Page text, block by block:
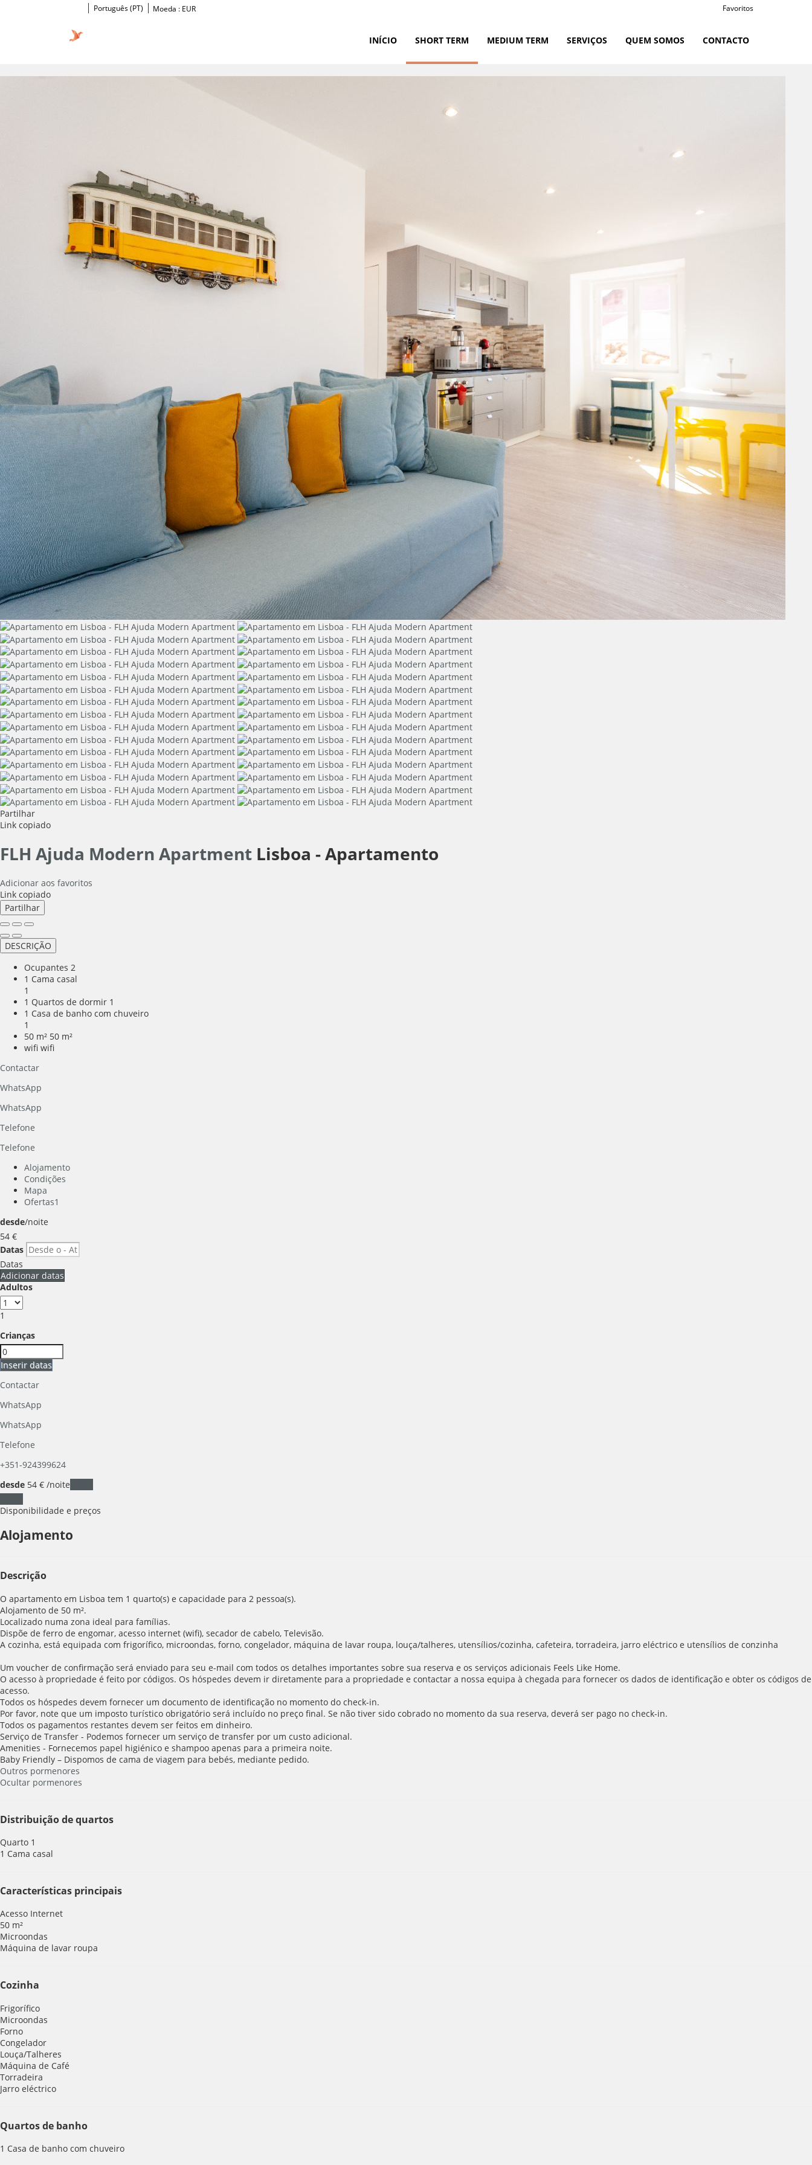
Português (PT) Moeda : EUR Favoritos
INÍCIO SHORT TERM MEDIUM TERM SERVIÇOS QUEM SOMOS CONTACTO
Partilhar
Link copiado
FLH Ajuda Modern Apartment Lisboa -Apartamento
Adicionar aos favoritos
Link copiado
Partilhar
DESCRIÇÃO
Ocupantes 2
1 Cama casal
1
1 Quartos de dormir 1
1 Casa de banho com chuveiro
1
50 m² 50 m²
wifi wifi
Contactar
WhatsApp
WhatsApp
Telefone
Telefone
Alojamento
Condições
Mapa
Ofertas1
desde/noite
54 €
Datas
Datas
Adicionar datas
Adultos
1
Crianças
Inserir datas
Contactar
WhatsApp
WhatsApp
Telefone
+351-924399624
desde 54 € /noite
Disponibilidade e preços
Alojamento
Descrição
O apartamento em Lisboa tem 1 quarto(s) e capacidade para 2 pessoa(s).
Alojamento de 50 m².
Localizado numa zona ideal para famílias.
Dispõe de ferro de engomar, acesso internet (wifi), secador de cabelo, Televisão.
A cozinha, está equipada com frigorífico, microondas, forno, congelador, máquina de lavar roupa, louça/talheres, utensílios/cozinha, cafeteira, torradeira, jarro eléctrico e utensílios de conzinha
Um voucher de confirmação será enviado para seu e-mail com todos os detalhes importantes sobre sua reserva e os serviços adicionais Feels Like Home.
O acesso à propriedade é feito por códigos. Os hóspedes devem ir diretamente para a propriedade e contactar a nossa equipa à chegada para fornecer os dados de identificação e obter os códigos de
acesso.
Todos os hóspedes devem fornecer um documento de identificação no momento do check-in.
Por favor, note que um imposto turístico obrigatório será incluído no preço final. Se não tiver sido cobrado no momento da sua reserva, deverá ser pago no check-in.
Todos os pagamentos restantes devem ser feitos em dinheiro.
Serviço de Transfer - Podemos fornecer um serviço de transfer por um custo adicional.
Amenities - Fornecemos papel higiénico e shampoo apenas para a primeira noite.
Baby Friendly – Dispomos de cama de viagem para bebés, mediante pedido.
Outros pormenores
Ocultar pormenores
Distribuição de quartos
Quarto 1
1 Cama casal
Características principais
Acesso Internet
50 m²
Microondas
Máquina de lavar roupa
Cozinha
Frigorífico
Microondas
Forno
Congelador
Louça/Talheres
Máquina de Café
Torradeira
Jarro eléctrico
Quartos de banho
1 Casa de banho com chuveiro